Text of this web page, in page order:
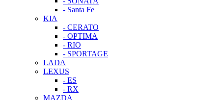
- Santa Fe
KIA
- CERATO
- OPTIMA
- RIO
- SPORTAGE
LADA
LEXUS
- ES
- RX
MAZDA